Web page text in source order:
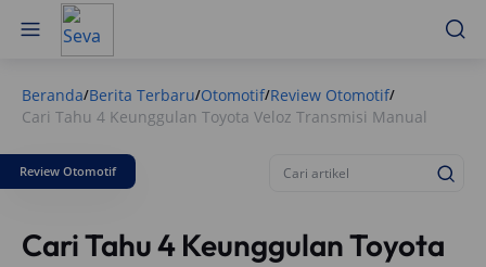
Beranda/Berita Terbaru/Otomotif/Review Otomotif/
Cari Tahu 4 Keunggulan Toyota Veloz Transmisi Manual
Review Otomotif
Cari Tahu 4 Keunggulan Toyota